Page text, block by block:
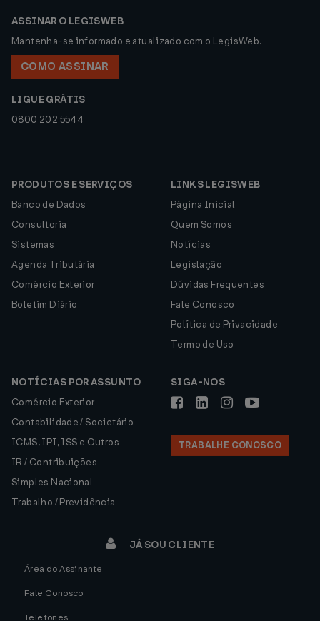
ASSINAR O LEGISWEB
Mantenha-se informado e atualizado com o LegisWeb.
COMO ASSINAR
LIGUE GRÁTIS
0800 202 5544
PRODUTOS E SERVIÇOS
Banco de Dados
Consultoria
Sistemas
Agenda Tributária
Comércio Exterior
Boletim Diário
LINKS LEGISWEB
Página Inicial
Quem Somos
Notícias
Legislação
Dúvidas Frequentes
Fale Conosco
Política de Privacidade
Termo de Uso
NOTÍCIAS POR ASSUNTO
Comércio Exterior
Contabilidade / Societário
ICMS, IPI, ISS e Outros
IR / Contribuições
Simples Nacional
Trabalho / Previdência
SIGA-NOS
TRABALHE CONOSCO
JÁ SOU CLIENTE
Área do Assinante
Fale Conosco
Telefones